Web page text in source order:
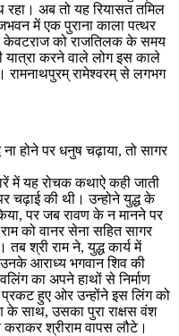
रहा। अब तो यह रियासत तमिल
में एक पुराना काला पत्थर
केवटराज को राजतिलक के समय
यात्रा करने वाले लोग इस काले
रामेश्वरम् से लगभग
ना होने पर धनुष चढ़ाया, तो सागर
में यह रोचक कथाऐ कही जाती
चढ़ाई की थी। उन्होने युद्ध के
पर जब रावण के न मानने पर
को वानर सेना सहित सागर
श्री राम ने, युद्ध कार्य में
आराध्य भगवान शिव की
का अपने हाथों से निर्माण
प्रकट हुए ओर उन्होंने इस लिंग को
के साथ, उसका पुरा राक्षस वंश
श्रीराम वापस लौटे।